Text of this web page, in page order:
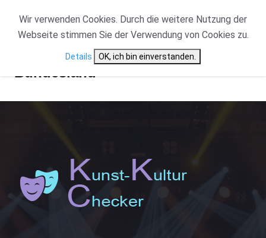
Bundesland
Wir verwenden Cookies. Durch die weitere Nutzung der
Webseite stimmen Sie der Verwendung von Cookies zu.
Details OK, ich bin einverstanden.